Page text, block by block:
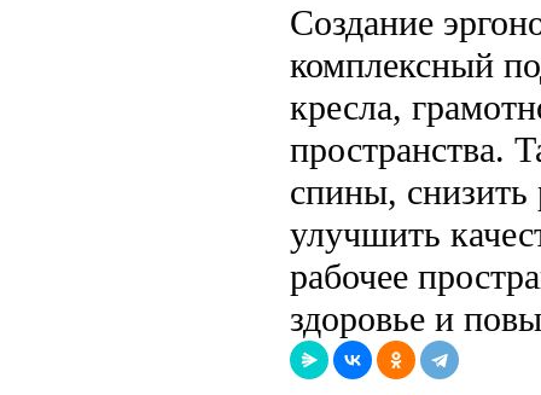
Создание
комплексный
кресла,
пространства.
спины, снизить
улучшить
рабочее
здоровье и